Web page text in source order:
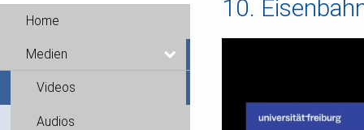
Home
Medien
Videos
Audios
10.